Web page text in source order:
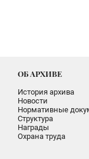
ОБ АРХИВЕ
История архива
Новости
Нормативные
Структура
Награды
Охрана труда